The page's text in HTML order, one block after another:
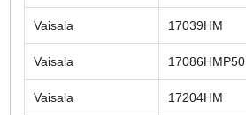
Vaisala 17039HM
Vaisala 17086HMP50
Vaisala 17204HM